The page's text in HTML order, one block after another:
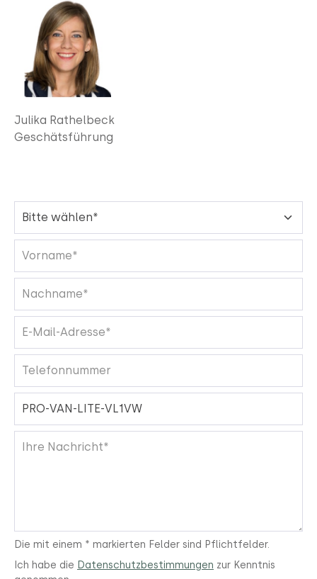
Julika Rathelbeck
Geschätsführung
Die mit einem * markierten Felder sind Pflichtfelder.
Ich habe die Datenschutzbestimmungen zur Kenntnis